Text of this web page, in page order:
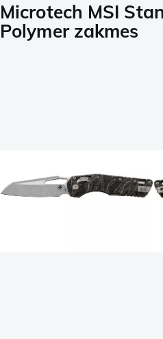
Microtech MSI
Polymer zakmes